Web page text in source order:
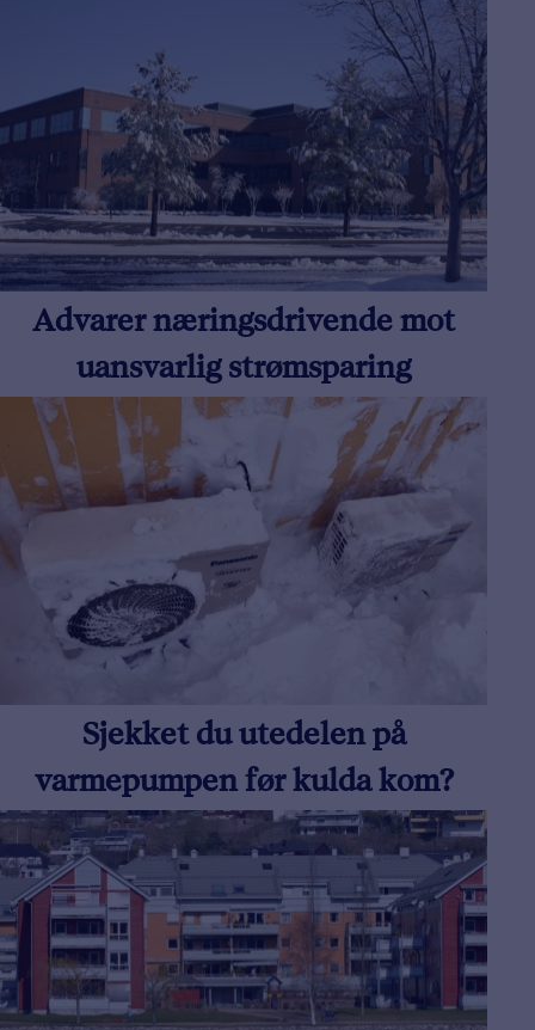
Advarer næringsdrivende mot
uansvarlig strømsparing
Sjekket du utedelen på
varmepumpen før kulda kom?